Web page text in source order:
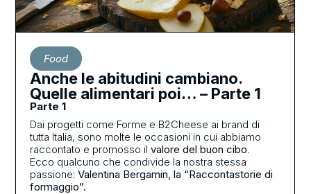
Food
Anche le abitudini cambiano.
Quelle alimentari poi… – Parte 1
Parte 1
Dai progetti come Forme e B2Cheese ai brand di
tutta Italia, sono molte le occasioni in cui abbiamo
raccontato e promosso ilvalore del buon cibo.
Ecco qualcuno che condivide la nostra stessa
passione: Valentina Bergamin, la “Raccontastorie di
formaggio”.